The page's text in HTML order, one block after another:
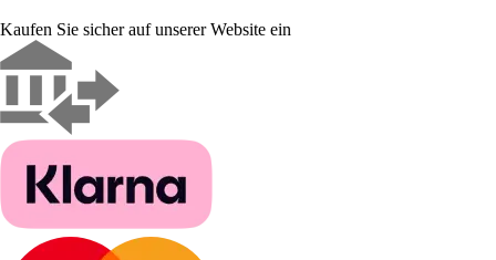
Kaufen Sie sicher auf unserer Website ein